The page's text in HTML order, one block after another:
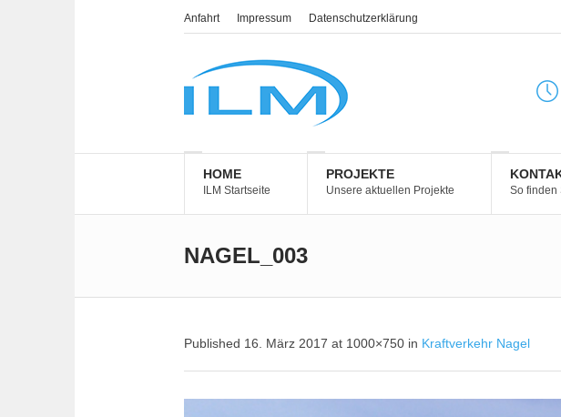
Anfahrt Impressum Datenschutzerklärung
HOME
ILM Startseite
PROJEKTE
Unsere aktuellen Projekte So finden
NAGEL_003
Published 16. März 2017 at 1000×750 in Kraftverkehr Nagel